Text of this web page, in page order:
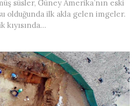
süsler, Güney Amerika’nın eski
olduğunda ilk akla gelen imgeler.
kıyısında...